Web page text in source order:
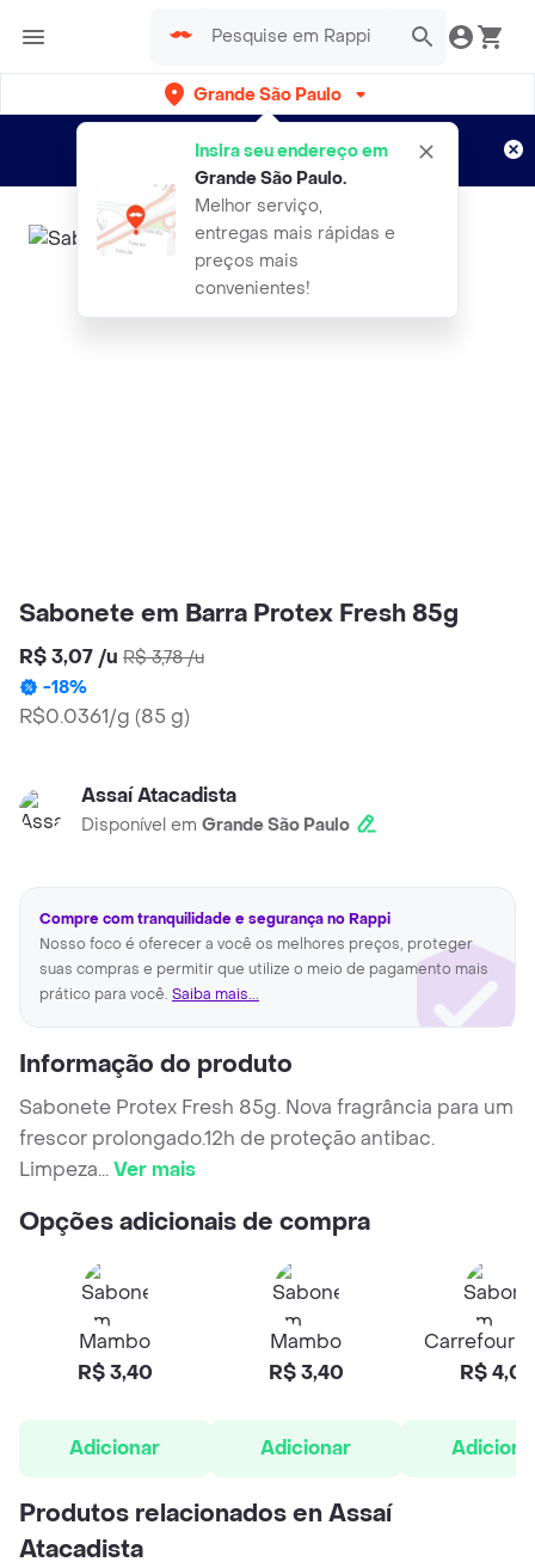
Grande São Paulo
Insira seu endereço em
Grande São Paulo.
Melhor serviço,
entregas mais rápidas e
preços mais
convenientes!
Entregas grátis por 15 dias!
Aplicam T&C
Sabonete em Barra Protex Fresh 85g
R$ 3,07 /u R$ 3,78/u
-18%
R$0.0361/g (85 g)
Assaí Atacadista
Disponível em Grande São Paulo
Compre com tranquilidade e segurança no Rappi
Nosso foco é oferecer a você os melhores preços, proteger
suas compras e permitir que utilize o meio de pagamento mais
prático para você. Saiba mais...
Informação do produto
Sabonete Protex Fresh 85g. Nova fragrância para um
frescor prolongado.12h de proteção antibac.
Limpeza...Ver mais
Opções adicionais de compra
Mambo
R$ 3,40
Adicionar
Mambo
R$ 3,40
Adicionar
Carrefour
R$ 4,02
Produtos relacionados en Assaí
Atacadista